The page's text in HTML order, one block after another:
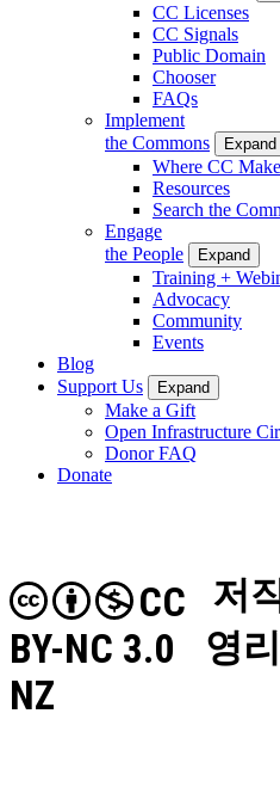
CC Licenses
CC Signals
Public Domain
Chooser
FAQs
Implement
the Commons
Expand
Where CC
Resources
Search the
Engage
the People
Expand
Training +
Advocacy
Community
Events
Blog
Support Us
Expand
Make a Gift
Open Infrastructure
Donor FAQ
Donate
저
영
CC
BY-NC 3.0
NZ